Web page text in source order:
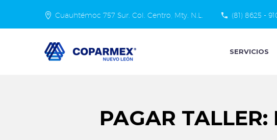
Cuauhtémoc 757 Sur. Col. Centro, Mty. N.L. (81) 8625 -
SERVICIOS
PAGAR